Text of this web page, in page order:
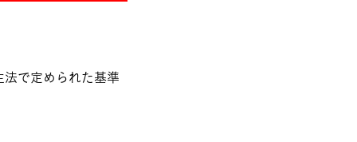
で定められた基準